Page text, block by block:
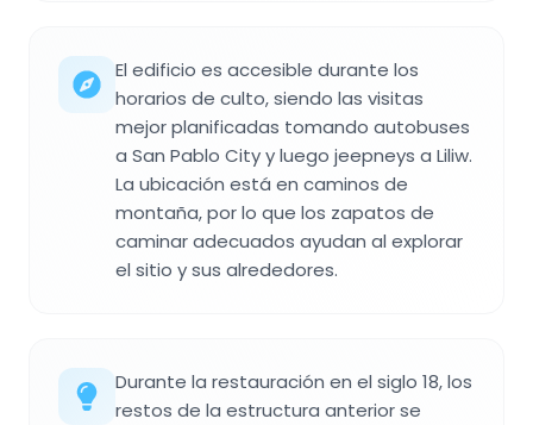
El edificio es accesible durante los
horarios de culto, siendo las visitas
mejor planificadas tomando autobuses
a San Pablo City y luego jeepneys a Liliw.
La ubicación está en caminos de
montaña, por lo que los zapatos de
caminar adecuados ayudan al explorar
el sitio y sus alrededores.
Durante la restauración en el siglo 18, los
restos de la estructura anterior se